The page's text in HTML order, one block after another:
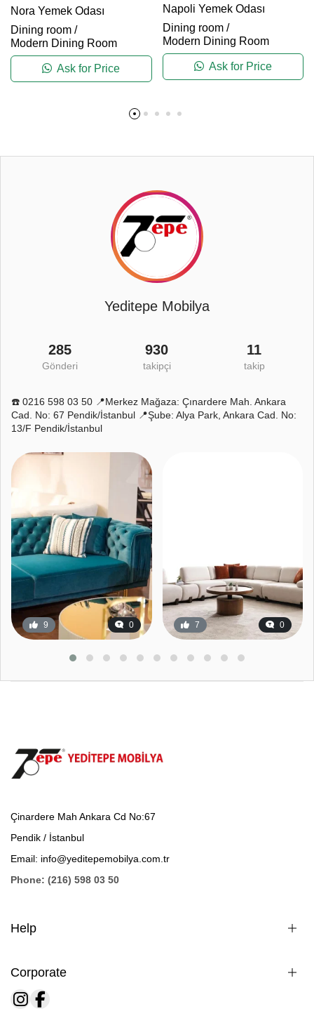
Nora Yemek Odası
Dining room /
Modern Dining Room
Ask for Price
Napoli Yemek Odası
Dining room/
Modern Dining Room
Ask for Price
Yeditepe Mobilya
285
Gönderi
930
takipçi
11
takip
☎️ 0216 598 03 50 📍Merkez Mağaza: Çınardere Mah. Ankara
Cad. No: 67 Pendik/İstanbul 📍Şube: Alya Park, Ankara Cad. No:
13/F Pendik/İstanbul
9 0 7 0
Çinardere Mah Ankara Cd No:67
Pendik / İstanbul
Email: info@yeditepemobilya.com.tr
Phone: (216) 598 03 50
Help
Corporate